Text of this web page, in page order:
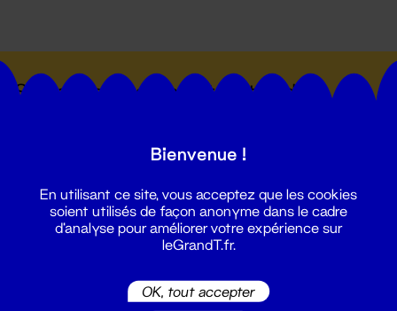
Suivez toutes les actualités du
Bienvenue !
En utilisant ce site, vous acceptez que les cookies
soient utilisés de façon anonyme dans le cadre
d'analyse pour améliorer votre expérience sur
leGrandT.fr.
OK, tout accepter